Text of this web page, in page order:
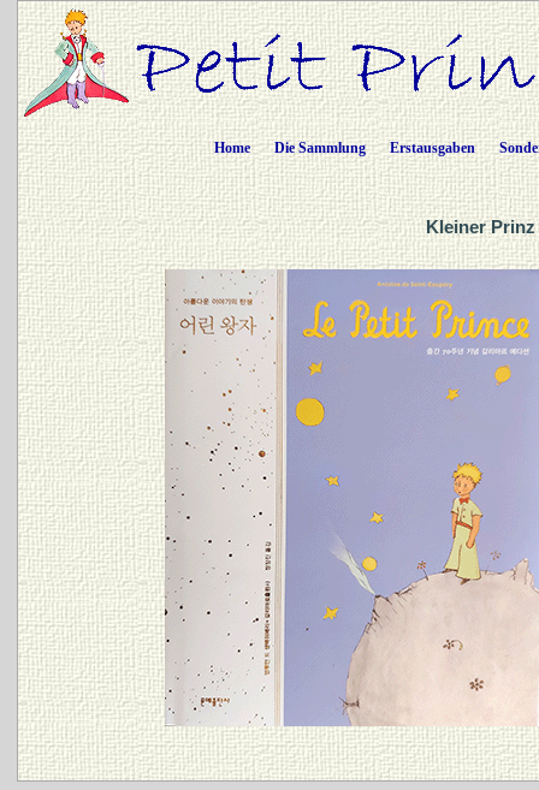
Home Die Sammlung Erstausgaben
Kleiner Prinz